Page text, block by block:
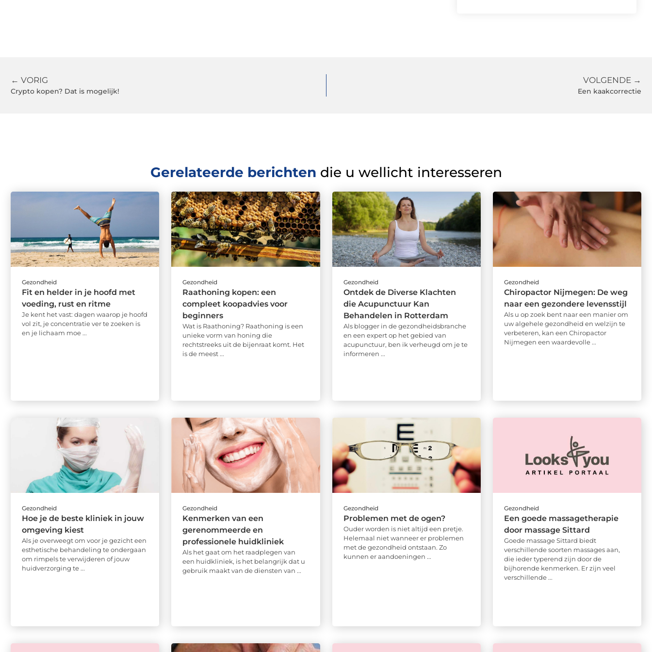
← VORIG
Crypto kopen? Dat is mogelijk!
VOLGENDE →
Een kaakcorrectie
Gerelateerde berichten die u wellicht interesseren
Gezondheid
Fit en helder in je hoofd met
voeding, rust en ritme
Je kent het vast: dagen waarop je hoofd
vol zit, je concentratie ver te zoeken is
en je lichaam moe ...
Gezondheid
Raathoning kopen: een
compleet koopadvies voor
beginners
Wat is Raathoning? Raathoning is een
unieke vorm van honing die
rechtstreeks uit de bijenraat komt. Het
is de meest ...
Gezondheid
Ontdek de Diverse Klachten
die Acupunctuur Kan
Behandelen in Rotterdam
Als blogger in de gezondheidsbranche
en een expert op het gebied van
acupunctuur, ben ik verheugd om je te
informeren ...
Gezondheid
Chiropactor Nijmegen: De weg
naar een gezondere levensstijl
Als u op zoek bent naar een manier om
uw algehele gezondheid en welzijn te
verbeteren, kan een Chiropactor
Nijmegen een waardevolle ...
Gezondheid
Hoe je de beste kliniek in jouw
omgeving kiest
Als je overweegt om voor je gezicht een
esthetische behandeling te ondergaan
om rimpels te verwijderen of jouw
huidverzorging te ...
Gezondheid
Kenmerken van een
gerenommeerde en
professionele huidkliniek
Als het gaat om het raadplegen van
een huidkliniek, is het belangrijk dat u
gebruik maakt van de diensten van ...
Gezondheid
Problemen met de ogen?
Ouder worden is niet altijd een pretje.
Helemaal niet wanneer er problemen
met de gezondheid ontstaan. Zo
kunnen er aandoeningen ...
Gezondheid
Een goede massagetherapie
door massage Sittard
Goede massage Sittard biedt
verschillende soorten massages aan,
die ieder typerend zijn door de
bijhorende kenmerken. Er zijn veel
verschillende ...